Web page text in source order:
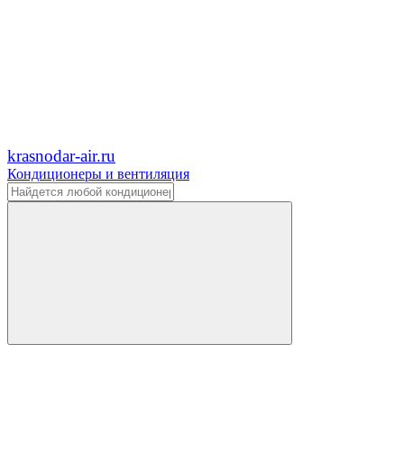
krasnodar-air.ru
Кондиционеры и вентиляция